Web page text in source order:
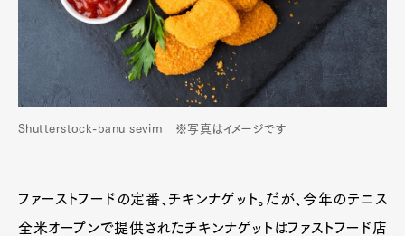
Shutterstock-banu sevim ※写真はイメージです
ファーストフードの定番、チキンナゲット。だが、今年のテニス
全米オープンで提供されたチキンナゲットはファストフード店